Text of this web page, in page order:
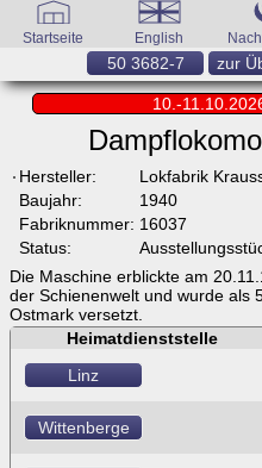
Startseite English
50 3682-7 zur
10.-
Hersteller:
Lokfabrik
Baujahr:
1940
Fabriknummer: 16037
Status:
Die Maschine erblickte am
der Schienenwelt und wurde als
Ostmark versetzt.
Heimatdienststelle
Linz
Wittenberge